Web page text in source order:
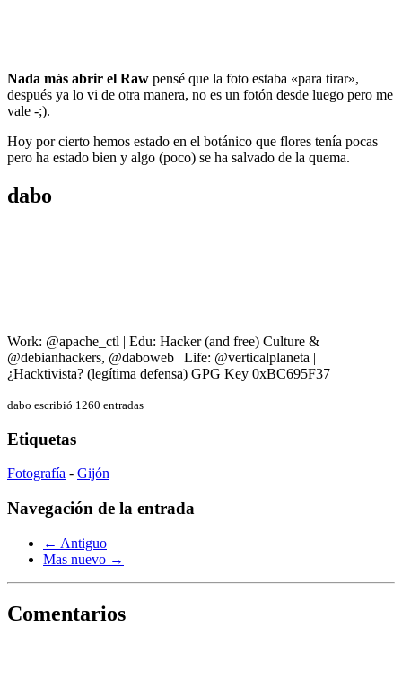
Nada más abrir el Raw pensé que la foto estaba «para tirar»,
después ya lo vi de otra manera, no es un fotón desde luego pero me
vale -;).
Hoy por cierto hemos estado en el botánico que flores tenía pocas
pero ha estado bien y algo (poco) se ha salvado de la quema.
dabo
Work: @apache_ctl | Edu: Hacker (and free) Culture &
@debianhackers, @daboweb | Life: @verticalplaneta |
¿Hacktivista? (legítima defensa) GPG Key 0xBC695F37
dabo escribió 1260 entradas
Etiquetas
Fotografía - Gijón
Navegación de la entrada
← Antiguo
Mas nuevo →
Comentarios